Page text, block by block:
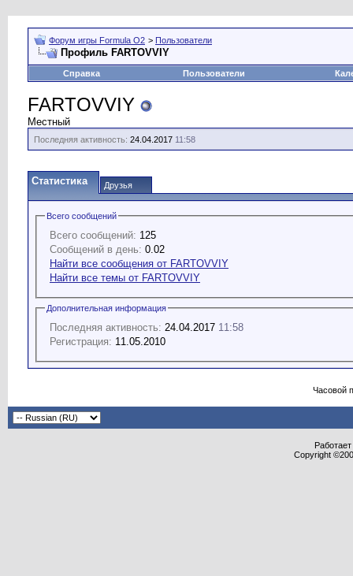
Форум игры Formula O2 > Пользователи
Профиль FARTOVVIY
Справка Пользователи
FARTOVVIY
Местный
Последняя активность: 24.04.2017 11:58
Статистика Друзья
Всего сообщений
Всего сообщений: 125
Сообщений в день: 0.02
Найти все сообщения от FARTOVVIY
Найти все темы от FARTOVVIY
Дополнительная информация
Последняя активность: 24.04.2017 11:58
Регистрация: 11.05.2010
Часовой
Copyright